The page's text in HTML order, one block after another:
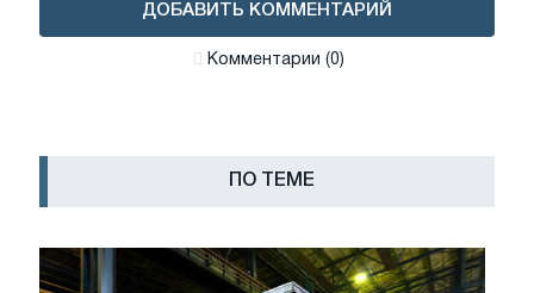
ДОБАВИТЬ КОММЕНТАРИЙ
Комментарии (0)
ПО ТЕМЕ